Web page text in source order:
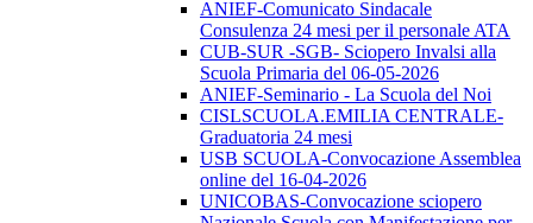
ANIEF-Comunicato Sindacale
Consulenza 24 mesi per il personale ATA
CUB-SUR -SGB- Sciopero Invalsi alla
Scuola Primaria del 06-05-2026
ANIEF-Seminario - La Scuola del Noi
CISLSCUOLA.EMILIA CENTRALE-
Graduatoria 24 mesi
USB SCUOLA-Convocazione Assemblea
online del 16-04-2026
UNICOBAS-Convocazione sciopero